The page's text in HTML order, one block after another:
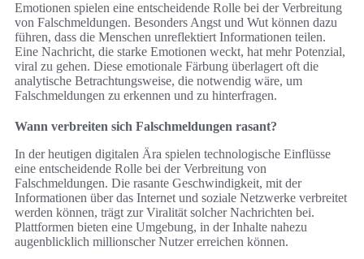
Emotionen spielen eine entscheidende Rolle bei der Verbreitung
von Falschmeldungen. Besonders Angst und Wut können dazu
führen, dass die Menschen unreflektiert Informationen teilen.
Eine Nachricht, die starke Emotionen weckt, hat mehr Potenzial,
viral zu gehen. Diese emotionale Färbung überlagert oft die
analytische Betrachtungsweise, die notwendig wäre, um
Falschmeldungen zu erkennen und zu hinterfragen.
Wann verbreiten sich Falschmeldungen rasant?
In der heutigen digitalen Ära spielen technologische Einflüsse
eine entscheidende Rolle bei der Verbreitung von
Falschmeldungen. Die rasante Geschwindigkeit, mit der
Informationen über das Internet und soziale Netzwerke verbreitet
werden können, trägt zur Viralität solcher Nachrichten bei.
Plattformen bieten eine Umgebung, in der Inhalte nahezu
augenblicklich millionscher Nutzer erreichen können.